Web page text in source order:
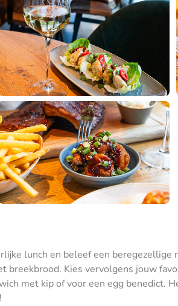
lunch en beleef een beregezellige
breekbrood. Kies vervolgens jouw
met kip of voor een egg benedict.